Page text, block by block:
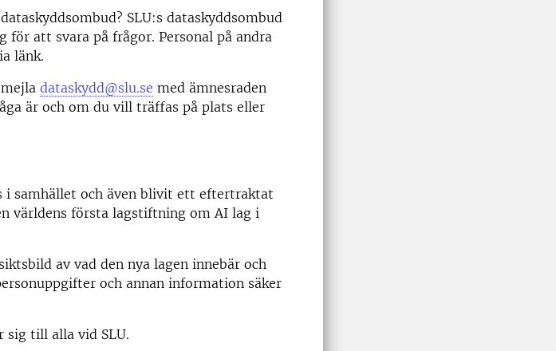
SLU:s dataskyddsombud
att svara på frågor. Personal på andra
länk.
dataskydd@slu.se med ämnesraden
är och om du vill träffas på plats eller
i samhället och även blivit ett eftertraktat
världens första lagstiftning om AI lag i
av vad den nya lagen innebär och
och annan information säker
sig till alla vid SLU.